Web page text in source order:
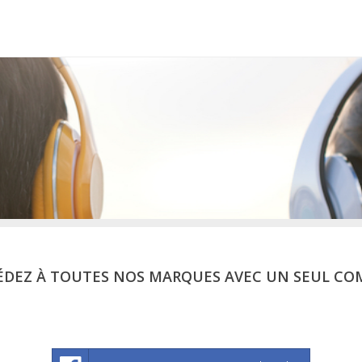
À TOUTES NOS MARQUES AVEC UN SEUL